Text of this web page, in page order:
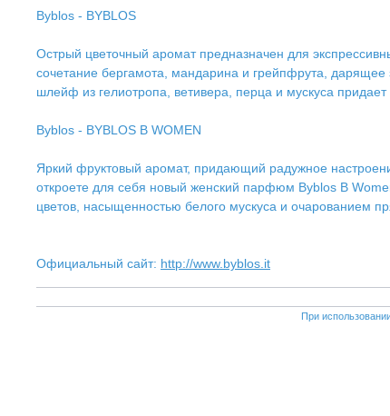
Byblos - BYBLOS
Острый цветочный аромат предназначен для
сочетание бергамота, мандарина и грейпфрута,
шлейф из гелиотропа, ветивера, перца и мускуса придает
Byblos - BYBLOS B WOMEN
Яркий фруктовый аромат, придающий радужное
откроете для себя новый женский парфюм Byblos B
цветов, насыщенностью белого мускуса и очарованием
Официальный сайт: http://www.byblos.it
При